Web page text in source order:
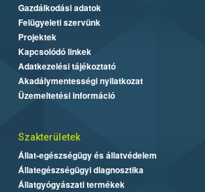
Gazdálkodási adatok
Felügyeleti szervünk
Projektek
Kapcsolódó linkek
Adatkezelési tájékoztató
Akadálymentességi nyilatkozat
Üzemeltetési információ
Szakterületek
Állat-egészségügy és állatvédelem
Állategészségügyi diagnosztika
Állatgyógyászati termékek